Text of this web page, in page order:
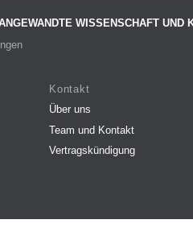
WISSENSCHAFT UND
Kontakt
Über uns
Team und Kontakt
Vertragskündigung